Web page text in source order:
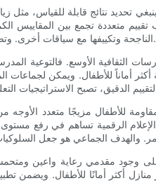
ينبغي تحديد نتائج قابلة
متعددة تجمع بين المقاييس
الناجحة وتكييفها مع سياقات أخرى. وتضمن حلقات التعلم المستمرة، التي تُسهم نتائج التقييم في تحسين التصميم وتعديل الرسائل، استمرار فعالية الجهود وجدواها.
الثقافية الأوسع. فالتوعية
أماناً للأطفال. ويمكن
للأطفال مزيجًا متعدد الأوجه
الرقمية تساهم في رفع
وجود مقدمي رعاية واعين
أكثر أمانًا للأطفال. ويضمن